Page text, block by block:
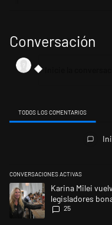
Conversación
TODOS LOS COMENTARIOS
CONVERSACIONES ACTIVAS
Este listado muestra los
Un artículo de tendencia
Karina Milei
legisladores
25